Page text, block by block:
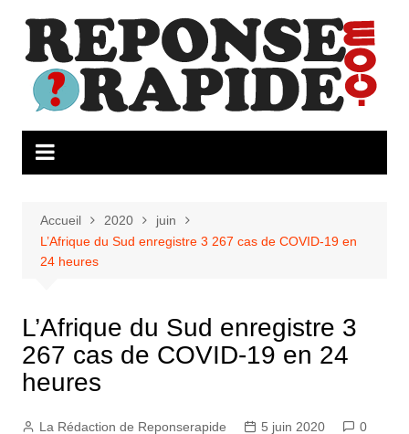
contenu
Accueil 2020
juin
L’Afrique du Sud enregistre 3 267 cas de COVID-19 en
24 heures
L’Afrique du Sud enregistre 3
267 cas de COVID-19 en 24
heures
La Rédaction de Reponserapide 5 juin 2020
0